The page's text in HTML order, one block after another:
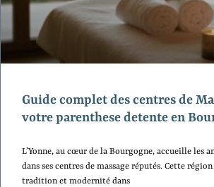
Guide complet des centres de
votre parenthese detente en
L’Yonne, au cœur de la Bourgogne, accueille les
dans ses centres de massage réputés. Cette
tradition et modernité dans